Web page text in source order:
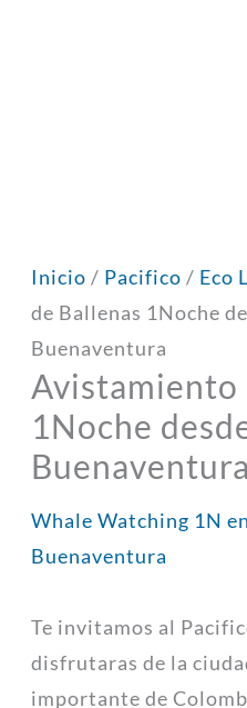
Inicio / Pacifico / Eco
de Ballenas 1Noche
Buenaventura
Avistamiento
1Noche
Buenaventura
Whale Watching 1N
Buenaventura
Te invitamos al
disfrutaras de la
importante de